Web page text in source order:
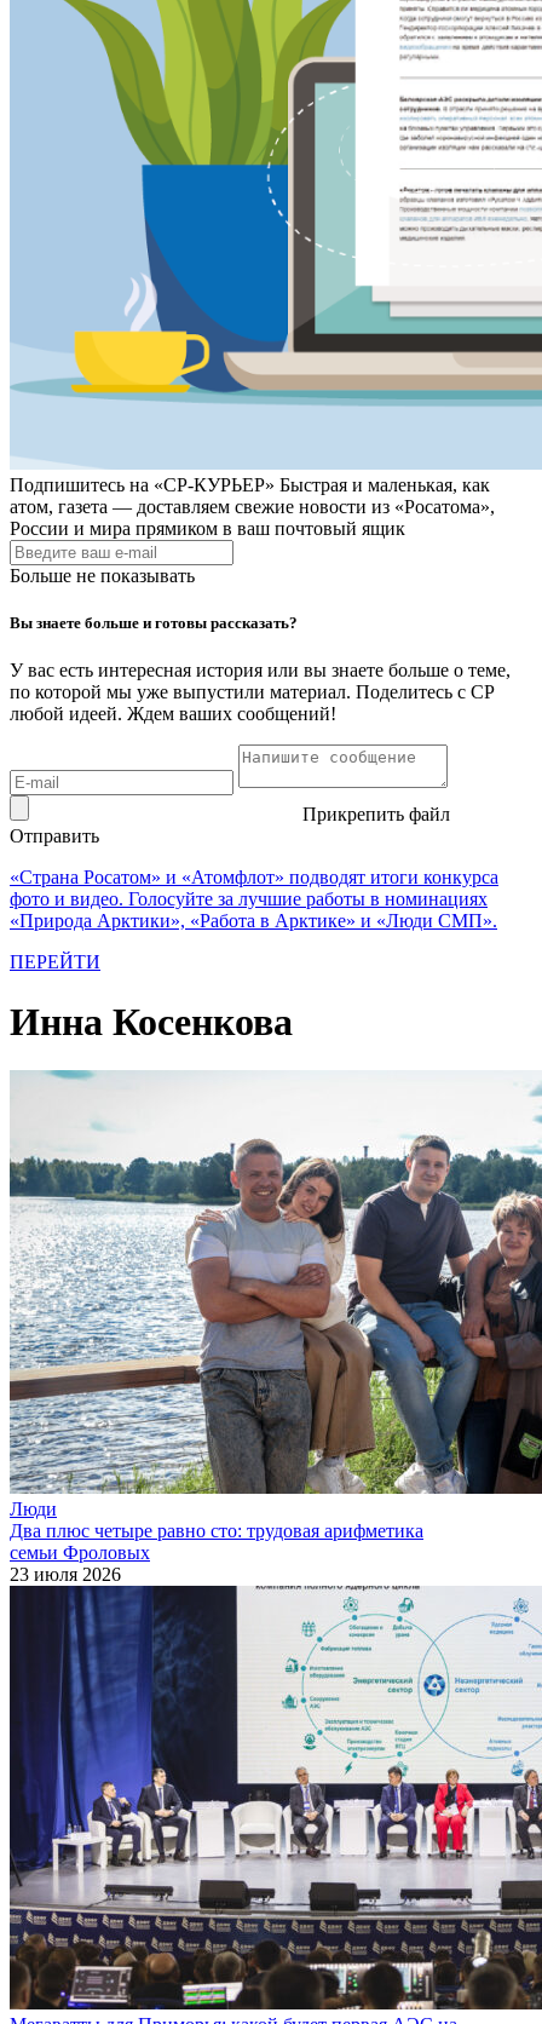
Подпишитесь на «СР-КУРЬЕР» Быстрая и маленькая, как
атом, газета — доставляем свежие новости из «Росатома»,
России и мира прямиком в ваш почтовый ящик
Больше не показывать
Вы знаете больше и готовы рассказать?
У вас есть интересная история или вы знаете больше о теме,
по которой мы уже выпустили материал. Поделитесь с СР
любой идеей. Ждем ваших сообщений!
Прикрепить файл
Отправить
«Страна Росатом» и «Атомфлот» подводят итоги конкурса
фото и видео. Голосуйте за лучшие работы в номинациях
«Природа Арктики», «Работа в Арктике» и «Люди СМП».
ПЕРЕЙТИ
Инна Косенкова
Люди
Два плюс четыре равно сто: трудовая арифметика
семьи Фроловых
23 июля 2026